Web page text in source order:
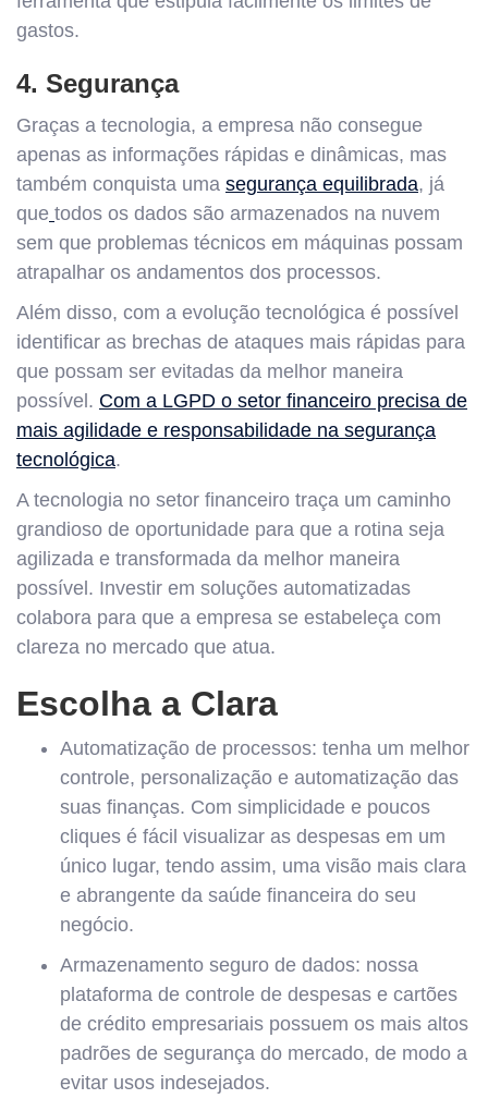
gastos.
4. Segurança
Graças a tecnologia, a empresa não consegue
apenas as informações rápidas e dinâmicas, mas
também conquista uma segurança equilibrada, já
que todos os dados são armazenados na nuvem
sem que problemas técnicos em máquinas possam
atrapalhar os andamentos dos processos.
Além disso, com a evolução tecnológica é possível
identificar as brechas de ataques mais rápidas para
que possam ser evitadas da melhor maneira
possível. Com a LGPD o setor financeiro precisa de
mais agilidade e responsabilidade na segurança
tecnológica.
A tecnologia no setor financeiro traça um caminho
grandioso de oportunidade para que a rotina seja
agilizada e transformada da melhor maneira
possível. Investir em soluções automatizadas
colabora para que a empresa se estabeleça com
clareza no mercado que atua.
Escolha a Clara
Automatização de processos: tenha um melhor
controle, personalização e automatização das
suas finanças. Com simplicidade e poucos
cliques é fácil visualizar as despesas em um
único lugar, tendo assim, uma visão mais clara
e abrangente da saúde financeira do seu
negócio.
Armazenamento seguro de dados: nossa
plataforma de controle de despesas e cartões
de crédito empresariais possuem os mais altos
padrões de segurança do mercado, de modo a
evitar usos indesejados.